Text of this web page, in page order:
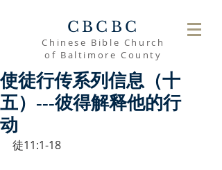
CBCBC
Chinese Bible Church
of Baltimore County
使徒行传系列信息（十
五）---彼得解释他的行
动
徒11:1-18